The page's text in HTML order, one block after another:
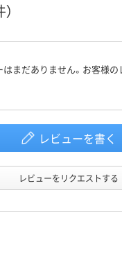
まだありません。お客様
レビューを書く
レビューをリクエストする